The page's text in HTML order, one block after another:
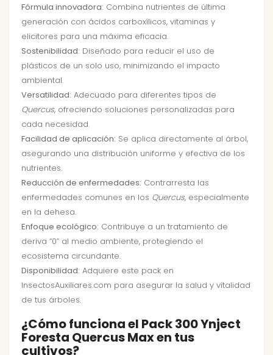
Fórmula innovadora: Combina nutrientes de última
generación con ácidos carboxílicos, vitaminas y
elicitores para una máxima eficacia.
Sostenibilidad: Diseñado para reducir el uso de
plásticos de un solo uso, minimizando el impacto
ambiental.
Versatilidad: Adecuado para diferentes tipos de
Quercus, ofreciendo soluciones personalizadas para
cada necesidad.
Facilidad de aplicación: Se aplica directamente al árbol,
asegurando una distribución uniforme y efectiva de los
nutrientes.
Reducción de enfermedades: Contrarresta las
enfermedades comunes en los Quercus, especialmente
en la dehesa.
Enfoque ecológico: Contribuye a un tratamiento de
deriva “0” al medio ambiente, protegiendo el
ecosistema circundante.
Disponibilidad: Adquiere este pack en
InsectosAuxiliares.com para asegurar la salud y vitalidad
de tus árboles.
¿Cómo funciona el Pack 300 Ynject
Foresta Quercus Max en tus
cultivos?